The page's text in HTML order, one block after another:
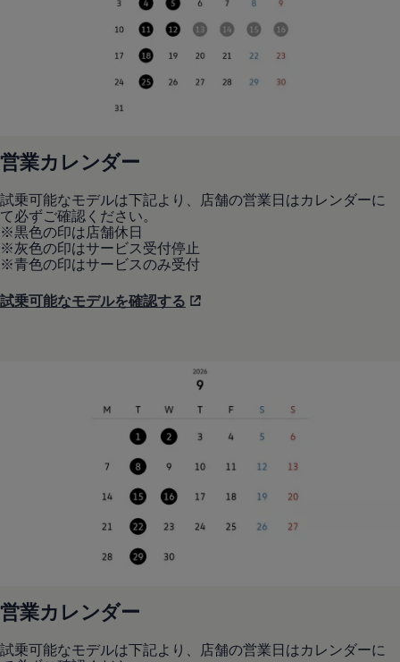
営業カレンダー
試乗可能なモデルは下記より、店舗の営業日はカレンダーに
て必ずご確認ください。
※黒色の印は店舗休日
※灰色の印はサービス受付停止
※青色の印はサービスのみ受付
試乗可能なモデルを確認する
営業カレンダー
試乗可能なモデルは下記より、店舗の営業日はカレンダーに